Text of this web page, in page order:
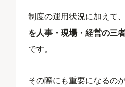
制度の運用状況に加えて、
を人事・現場・経営の三
です。
その際にも重要になるの